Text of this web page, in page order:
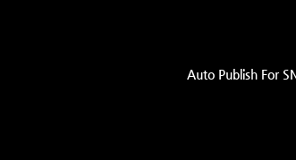
Auto Publish For